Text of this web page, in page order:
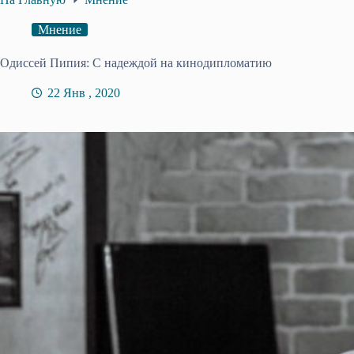
Мнение
Одиссей Пипия: С надеждой на кинодипломатию
22 Янв , 2020